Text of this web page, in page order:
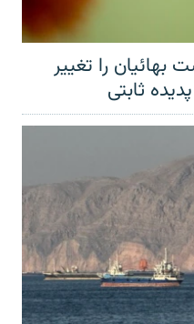
بهائیان را تغییر
ثابتی